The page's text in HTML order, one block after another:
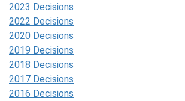
2023 Decisions
2022 Decisions
2020 Decisions
2019 Decisions
2018 Decisions
2017 Decisions
2016 Decisions